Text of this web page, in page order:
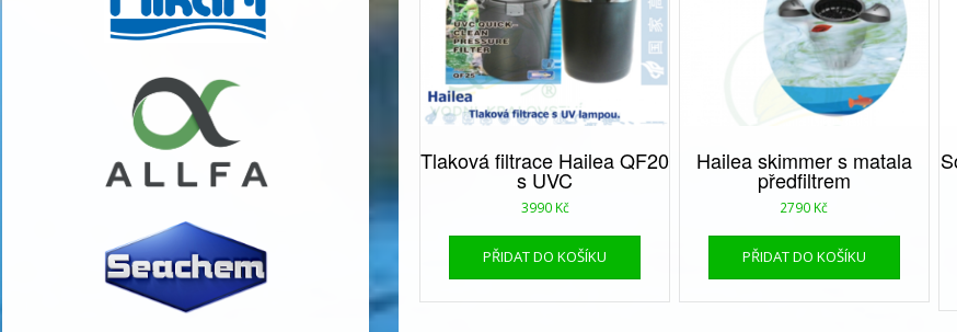
Tlaková filtrace Hailea QF20
s UVC
3990 Kč
PŘIDAT DO KOŠÍKU
Hailea skimmer s matala
předfiltrem
2790 Kč
PŘIDAT DO KOŠÍKU